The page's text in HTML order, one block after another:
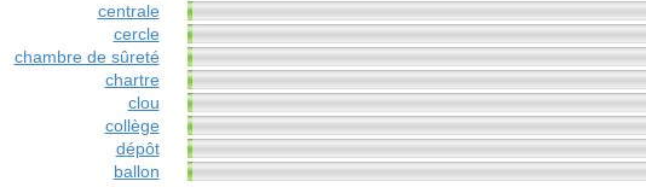
centrale
cercle
chambre de sûreté
chartre
clou
collège
dépôt
ballon